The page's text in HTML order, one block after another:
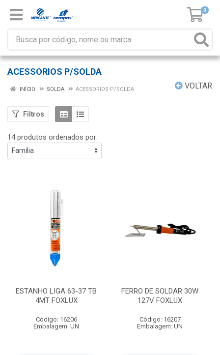
0
ACESSORIOS P/SOLDA
VOLTAR
INÍCIO SOLDA ACESSORIOS P/SOLDA
Filtros
14 produtos ordenados por:
ESTANHO LIGA 63-37 TB
4MT FOXLUX
Código: 16206
Embalagem: UN
FERRO DE SOLDAR 30W
127V FOXLUX
Código: 16207
Embalagem: UN